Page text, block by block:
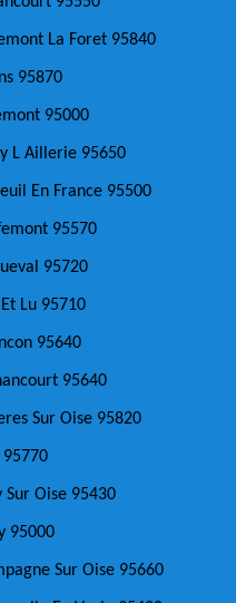
La Foret 95840
95870
95000
L Aillerie 95650
En France 95500
95570
95720
Lu 95710
95640
95640
Sur Oise 95820
95770
Sur Oise 95430
95000
Sur Oise 95660